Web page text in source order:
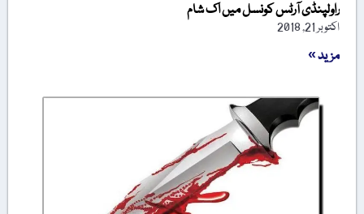
راولپنڈی آرٹس کونسل میں اک شام
اکتوبر 21, 2018
مزید »